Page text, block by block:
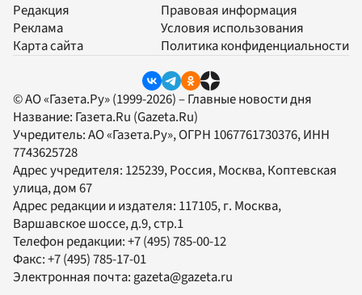
Редакция
Реклама
Карта сайта
Правовая информация
Условия использования
Политика конфиденциальности
© АО «Газета.Ру» (1999-2026) – Главные новости дня
Название: Газета.Ru (Gazeta.Ru)
Учредитель:АО «Газета.Ру», ОГРН 1067761730376, ИНН
7743625728
Адрес учредителя: 125239, Россия, Москва, Коптевская
улица, дом 67
Адрес редакции и издателя: 117105, г. Москва,
Варшавское шоссе, д.9, стр.1
Телефон редакции:+7 (495) 785-00-12
Факс:+7 (495) 785-17-01
Электронная почта:gazeta@gazeta.ru